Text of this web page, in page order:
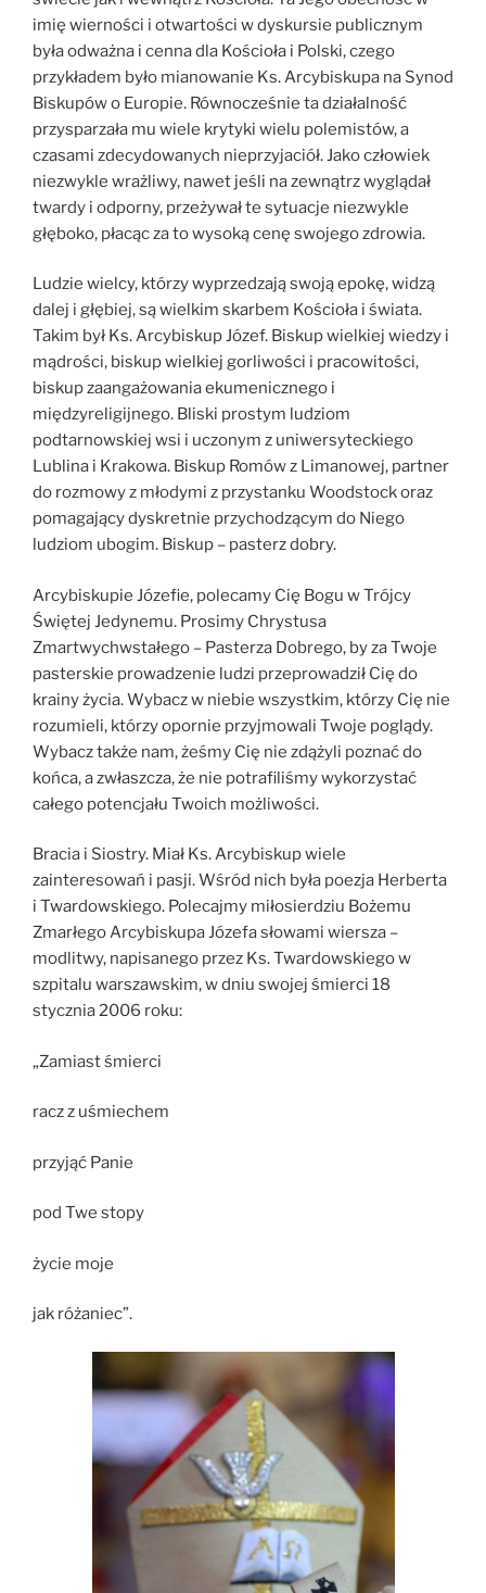
imię wierności i otwartości w dyskursie publicznym
była odważna i cenna dla Kościoła i Polski, czego
przykładem było mianowanie Ks. Arcybiskupa na Synod
Biskupów o Europie. Równocześnie ta działalność
przysparzała mu wiele krytyki wielu polemistów, a
czasami zdecydowanych nieprzyjaciół. Jako człowiek
niezwykle wrażliwy, nawet jeśli na zewnątrz wyglądał
twardy i odporny, przeżywał te sytuacje niezwykle
głęboko, płacąc za to wysoką cenę swojego zdrowia.
Ludzie wielcy, którzy wyprzedzają swoją epokę, widzą
dalej i głębiej, są wielkim skarbem Kościoła i świata.
Takim był Ks. Arcybiskup Józef. Biskup wielkiej wiedzy i
mądrości, biskup wielkiej gorliwości i pracowitości,
biskup zaangażowania ekumenicznego i
międzyreligijnego. Bliski prostym ludziom
podtarnowskiej wsi i uczonym z uniwersyteckiego
Lublina i Krakowa. Biskup Romów z Limanowej, partner
do rozmowy z młodymi z przystanku Woodstock oraz
pomagający dyskretnie przychodzącym do Niego
ludziom ubogim. Biskup – pasterz dobry.
Arcybiskupie Józefie, polecamy Cię Bogu w Trójcy
Świętej Jedynemu. Prosimy Chrystusa
Zmartwychwstałego – Pasterza Dobrego, by za Twoje
pasterskie prowadzenie ludzi przeprowadził Cię do
krainy życia. Wybacz w niebie wszystkim, którzy Cię nie
rozumieli, którzy opornie przyjmowali Twoje poglądy.
Wybacz także nam, żeśmy Cię nie zdążyli poznać do
końca, a zwłaszcza, że nie potrafiliśmy wykorzystać
całego potencjału Twoich możliwości.
Bracia i Siostry. Miał Ks. Arcybiskup wiele
zainteresowań i pasji. Wśród nich była poezja Herberta
i Twardowskiego. Polecajmy miłosierdziu Bożemu
Zmarłego Arcybiskupa Józefa słowami wiersza –
modlitwy, napisanego przez Ks. Twardowskiego w
szpitalu warszawskim, w dniu swojej śmierci 18
stycznia 2006 roku:
„Zamiast śmierci
racz z uśmiechem
przyjąć Panie
pod Twe stopy
życie moje
jak różaniec”.